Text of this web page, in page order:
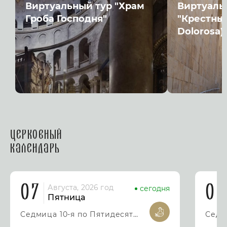
Виртуальный тур "Храм
Гроба Господня"
Dolorosa)"
Церковный
календарь
07 Августа, 2026 год
Пятница
сегодня
Седмица 10-я по Пятидесятнице
08